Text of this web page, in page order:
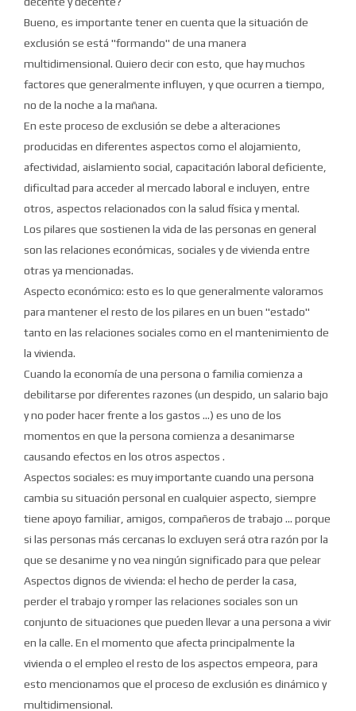
Bueno, es importante tener en cuenta que la situación de
exclusión se está "formando" de una manera
multidimensional. Quiero decir con esto, que hay muchos
factores que generalmente influyen, y que ocurren a tiempo,
no de la noche a la mañana.
En este proceso de exclusión se debe a alteraciones
producidas en diferentes aspectos como el alojamiento,
afectividad, aislamiento social, capacitación laboral deficiente,
dificultad para acceder al mercado laboral e incluyen, entre
otros, aspectos relacionados con la salud física y mental.
Los pilares que sostienen la vida de las personas en general
son las relaciones económicas, sociales y de vivienda entre
otras ya mencionadas.
Aspecto económico: esto es lo que generalmente valoramos
para mantener el resto de los pilares en un buen "estado"
tanto en las relaciones sociales como en el mantenimiento de
la vivienda.
Cuando la economía de una persona o familia comienza a
debilitarse por diferentes razones (un despido, un salario bajo
y no poder hacer frente a los gastos ...) es uno de los
momentos en que la persona comienza a desanimarse
causando efectos en los otros aspectos .
Aspectos sociales: es muy importante cuando una persona
cambia su situación personal en cualquier aspecto, siempre
tiene apoyo familiar, amigos, compañeros de trabajo ... porque
si las personas más cercanas lo excluyen será otra razón por la
que se desanime y no vea ningún significado para que pelear
Aspectos dignos de vivienda: el hecho de perder la casa,
perder el trabajo y romper las relaciones sociales son un
conjunto de situaciones que pueden llevar a una persona a vivir
en la calle. En el momento que afecta principalmente la
vivienda o el empleo el resto de los aspectos empeora, para
esto mencionamos que el proceso de exclusión es dinámico y
multidimensional.